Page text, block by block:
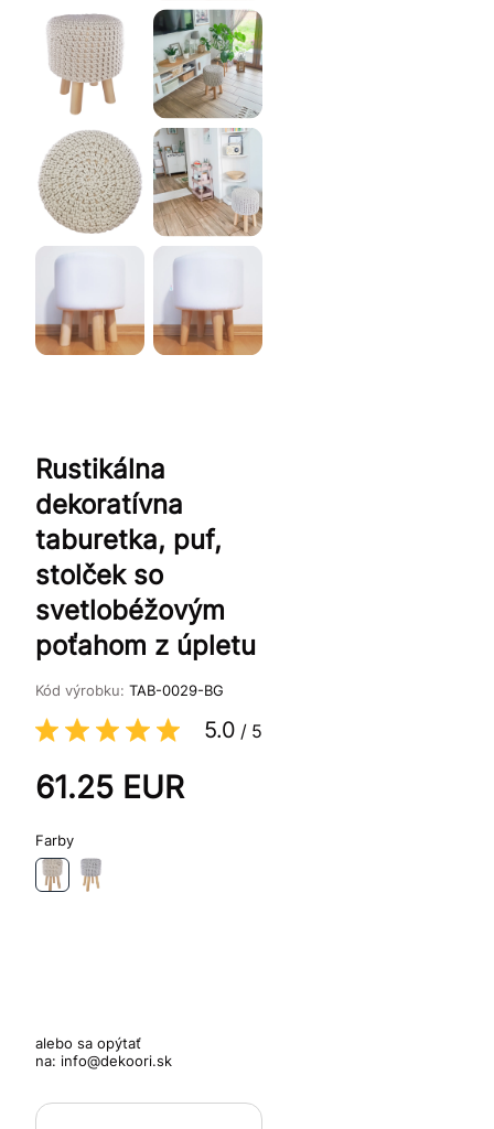
Rustikálna
dekoratívna
taburetka, puf,
stolček so
svetlobéžovým
poťahom z úpletu
Kód výrobku: TAB-0029-BG
5.0 / 5
61.25 EUR
Farby
alebo sa opýtať
na: info@dekoori.sk